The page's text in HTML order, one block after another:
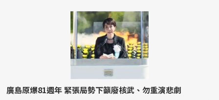
廣島原爆81週年 緊張局勢下籲廢核武、勿重演悲劇